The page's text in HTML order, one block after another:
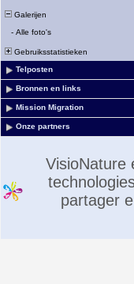
Galerijen
- Alle foto's
Gebruiksstatistieken
Telposten
Bronnen en links
Mission Migration
Onze partners
VisioNature
partager